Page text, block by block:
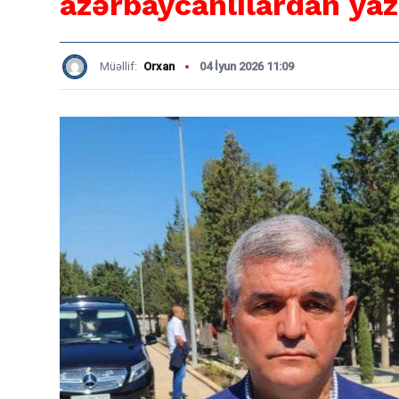
Müəllif: Orxan 04 İyun 2026 11:09